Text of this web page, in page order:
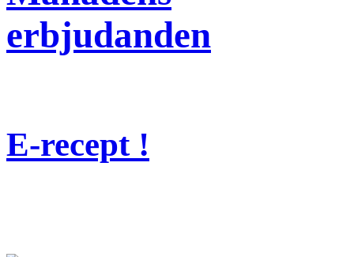
erbjudanden
E-recept !